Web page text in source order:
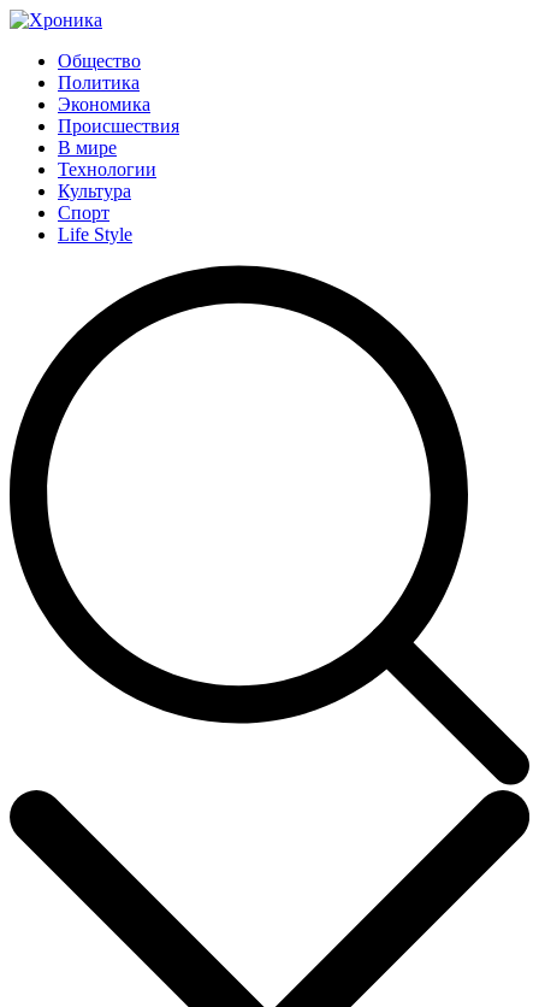
Общество
Политика
Экономика
Происшествия
В мире
Технологии
Культура
Спорт
Life Style